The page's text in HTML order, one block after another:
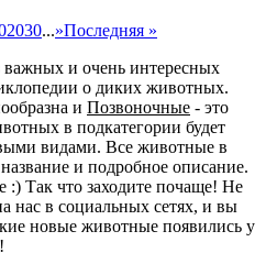
2030...»Последняя »
важных и очень интересных
о диких животных.
и Позвоночные - это
в подкатегории будет
видами. Все животные в
и подробное описание.
:) Так что заходите почаще! Не
нас в социальных сетях, и вы
новые животные появились у